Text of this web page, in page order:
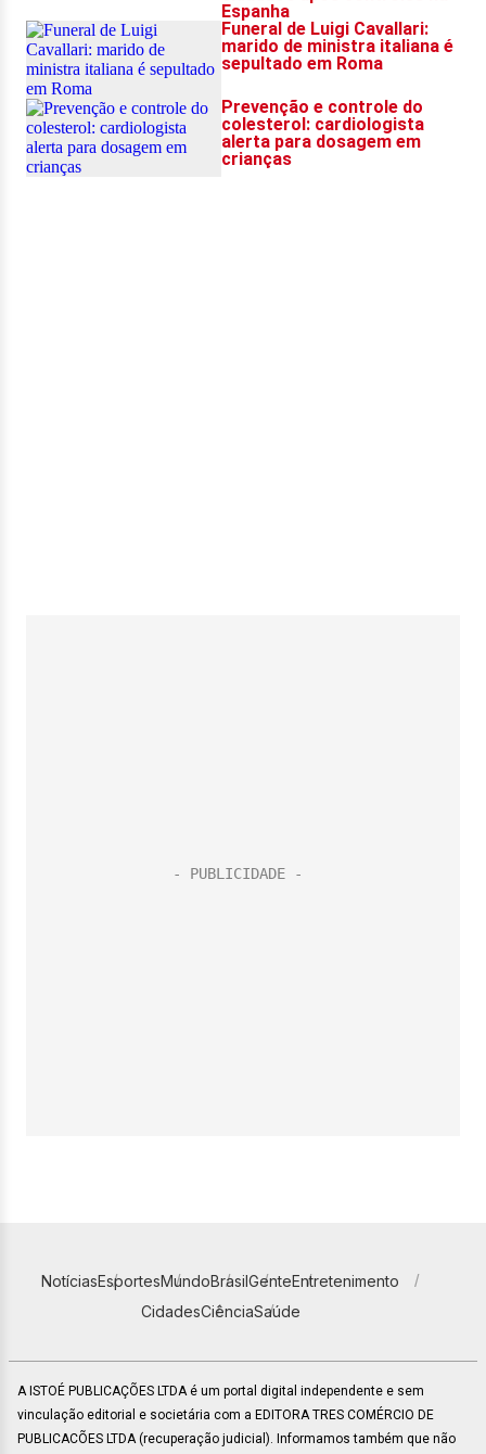
NotíciasEsportesMundoBrasilGenteEntretenimento
CidadesCiênciaSaúde
A ISTOÉ PUBLICAÇÕES LTDA é um portal digital independente e sem
vinculação editorial e societária com a EDITORA TRES COMÉRCIO DE
PUBLICACÕES LTDA (recuperação judicial). Informamos também que não